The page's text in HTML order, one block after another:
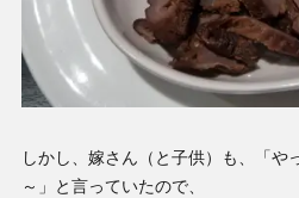
しかし、嫁さん（と子供）も、「や
～」と言っていたので、